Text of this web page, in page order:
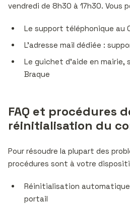
vendredi de 8h30 à 17h30. Vous
Le support téléphonique au
L’adresse mail dédiée :
Le guichet d’aide en mairie,
Braque
FAQ et procédures
réinitialisation du
Pour résoudre la plupart des
procédures sont à votre
Réinitialisation
portail